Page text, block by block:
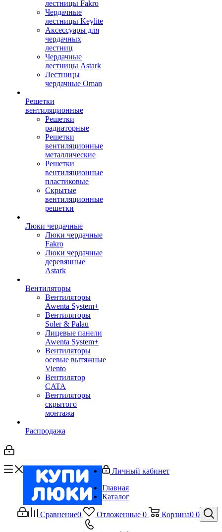
лестницы Fakro
Чердачные
лестницы Keylite
Аксессуары для
чердачных
лестниц
Чердачные
лестницы Astark
Лестницы
чердачные Oman
Решетки
вентиляционные
Решетки
радиаторные
Решетки
вентиляционные
металлические
Решетки
вентиляционные
пластиковые
Скрытые
вентиляционные
решетки
Люки чердачные
Люки чердачные
Fakro
Люки чердачные
деревянные
Astark
Вентиляторы
Вентиляторы
Awenta System+
Вентиляторы
Soler & Palau
Лицевые панели
Awenta System+
Вентиляторы
осевые вытяжные
Viento
Вентилятор
CATA
Вентиляторы
скрытого
монтажа
Распродажа
Сравнение0 Отложенные 0 Корзина0 0
Личный кабинет
Главная
Каталог